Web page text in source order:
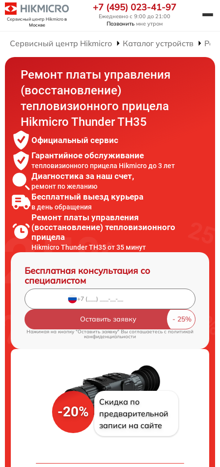
Сервисный центр Hikmicroв
Москве
+7 (495) 023-41-97
Ежедневно с 9:00 до 21:00
Позвонить мне утром
Сервисный центр Hikmicro Каталог устройств
Ремонт платы управления
(восстановление)
тепловизионного прицела
Hikmicro Thunder TH35
Официальный сервис
Гарантийное обслуживание
тепловизионного прицела Hikmicro до 3 лет
Диагностика за наш счет,
ремонт по желанию
Бесплатный выезд курьера
в день обращения
Ремонт платы управления
(восстановление) тепловизионного
прицела
Hikmicro Thunder TH35 от 35 минут
Бесплатная консультация со
специалистом
Оставить заявку
Нажимая на кнопку "Оставить заявку" Вы соглашаетесь cполитикой
конфиденциальности
-20%
Скидка по
предварительной
записи на сайте